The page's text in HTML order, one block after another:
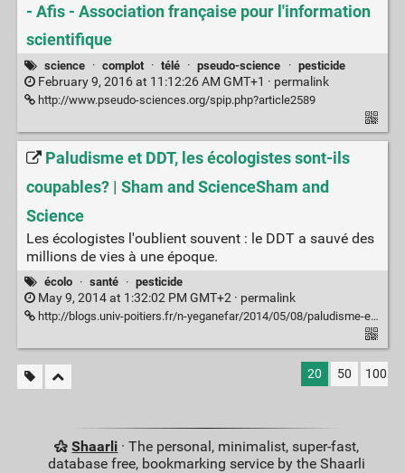
- Afis - Association française pour l'information
scientifique
science · complot · télé · pseudo-science · pesticide
February 9, 2016 at 11:12:26 AM GMT+1 · permalink
http://www.pseudo-sciences.org/spip.php?article2589
Paludisme et DDT, les écologistes sont-ils
coupables? | Sham and ScienceSham and
Science
Les écologistes l'oublient souvent : le DDT a sauvé des
millions de vies à une époque.
écolo · santé · pesticide
May 9, 2014 at 1:32:02 PM GMT+2 · permalink
http://blogs.univ-poitiers.fr/n-yeganefar/2014/05/08/paludisme-et-ddt-les-ecologistes-sont-ils-coupables/
20 50 100
Shaarli · The personal, minimalist, super-fast,
database free, bookmarking service by the Shaarli